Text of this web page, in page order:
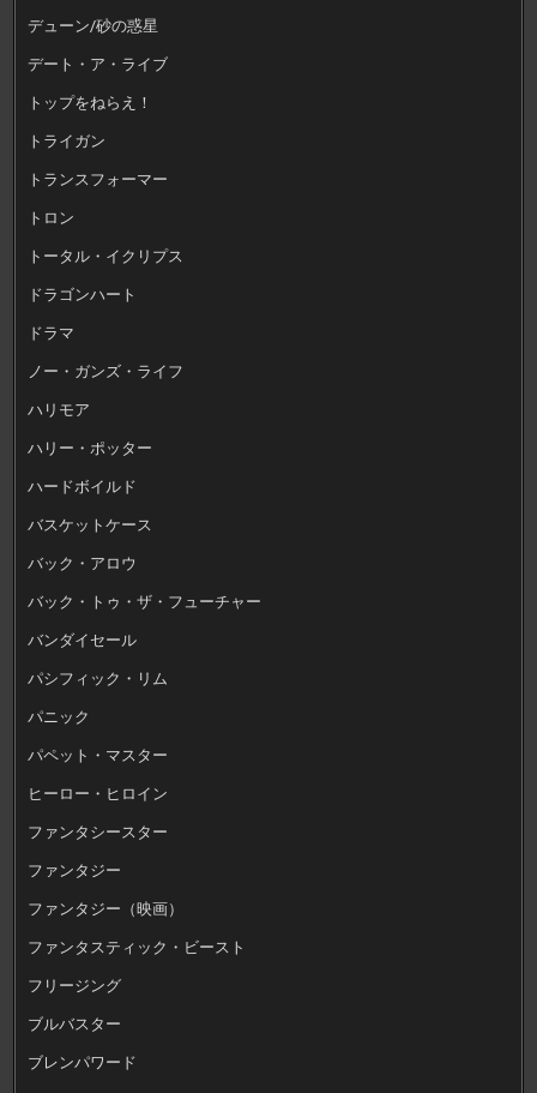
デューン/砂の惑星
デート・ア・ライブ
トップをねらえ！
トライガン
トランスフォーマー
トロン
トータル・イクリプス
ドラゴンハート
ドラマ
ノー・ガンズ・ライフ
ハリモア
ハリー・ポッター
ハードボイルド
バスケットケース
バック・アロウ
バック・トゥ・ザ・フューチャー
バンダイセール
パシフィック・リム
パニック
パペット・マスター
ヒーロー・ヒロイン
ファンタシースター
ファンタジー
ファンタジー（映画）
ファンタスティック・ビースト
フリージング
ブルバスター
ブレンパワード